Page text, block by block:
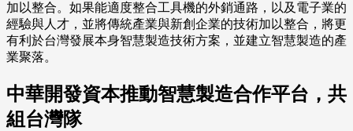
加以整合。如果能適度整合工具機的外銷通路，以及電子業的
經驗與人才，並將傳統產業與新創企業的技術加以整合，將更
有利於台灣發展本身智慧製造技術方案，並建立智慧製造的產
業聚落。
中華開發資本推動智慧製造合作平台，共
組台灣隊